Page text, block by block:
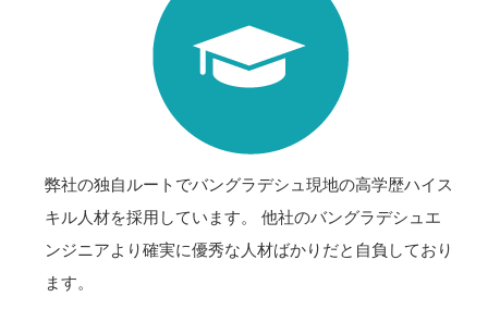
弊社の独自ルートでバングラデシュ現地の高学歴ハイス
キル人材を採用しています。 他社のバングラデシュエ
ンジニアより確実に優秀な人材ばかりだと自負しており
ます。